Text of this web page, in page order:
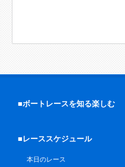
■ボートレースを知る楽しむ
■レーススケジュール
本日のレース